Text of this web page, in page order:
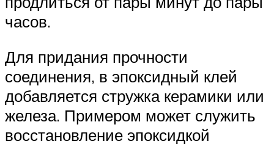
часов.
Для придания прочности
соединения, в эпоксидный клей
добавляется стружка керамики или
железа. Примером может служить
восстановление эпоксидкой